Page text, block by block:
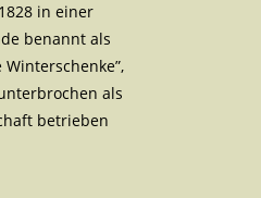
in einer
benannt als
Winterschenke”,
als
betrieben